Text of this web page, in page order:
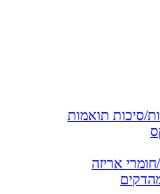
סיכות תואמות
אריזה